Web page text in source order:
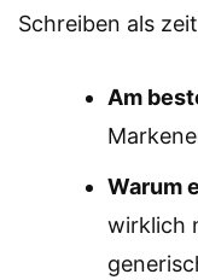
Schreiben als
Am
Warum
wirklich